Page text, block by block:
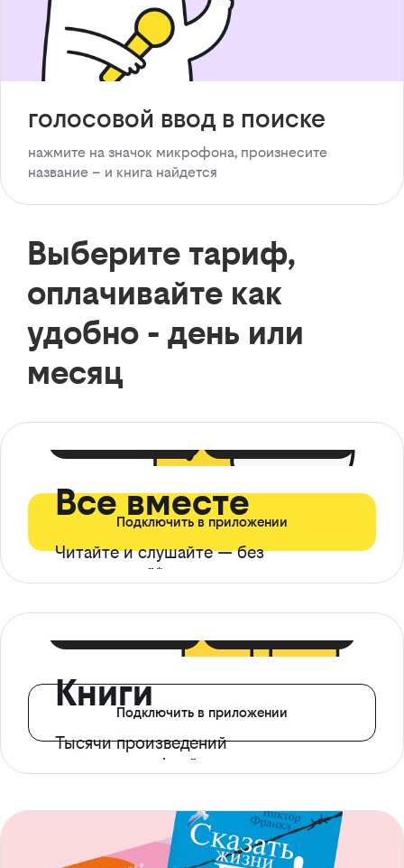
голосовой ввод в поиске
нажмите на значок микрофона, произнесите
название – и книга найдется
Выберите тариф,
оплачивайте как
удобно - день или
месяц
Все вместе
Читайте и слушайте — без
ограничений*
Подключить в приложении
Книги
Тысячи произведений
с доступом офлайн
Подключить в приложении